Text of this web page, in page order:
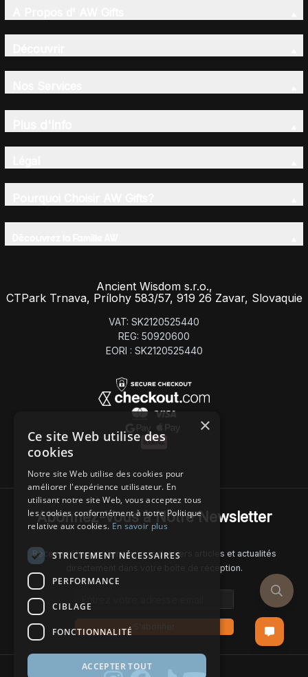
Ancient Wisdom s.r.o.,
CTPark Trnava, Prílohy 583/57, 919 26 Zavar, Slovaquie
VAT: SK2120525440
REG: 50920600
EORI : SK2120525440
Abonnez-Vous à Notre Newsletter
Recevez chaque semaine nos derniers articles et actualités
directement dans votre boîte de réception.
×
Ce site Web utilise des
cookies
Notre site Web utilise des cookies pour
améliorer l'expérience utilisateur. En
utilisant notre site Web, vous acceptez tous
les cookies conformément à notre Politique
relative aux cookies.En savoir plus
STRICTEMENT NÉCESSAIRES
PERFORMANCE
CIBLAGE
FONCTIONNALITÉ
ACCEPTER TOUT